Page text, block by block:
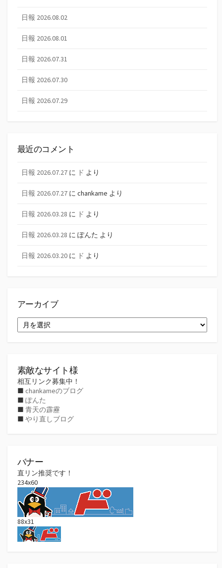
日報 2026.08.02
日報 2026.08.01
日報 2026.07.31
日報 2026.07.30
日報 2026.07.29
最近のコメント
日報 2026.07.27 に ド より
日報 2026.07.27 に chankame より
日報 2026.03.28 に ド より
日報 2026.03.28 に ぽんた より
日報 2026.03.20 に ド より
アーカイブ
ー
素敵なサイト様
相互リンク募集中！
■ chankameのブログ
■ ぽんた
■ 青天の霹靂
■ やり直しブログ
バナー
直リン推奨です！
234x60
88x31